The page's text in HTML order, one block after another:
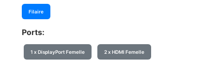
Filaire
Ports:
1 x DisplayPort Femelle 2 x HDMI Femelle